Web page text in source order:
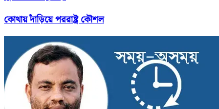
কোথায় দাঁড়িয়ে পররাষ্ট্র কৌশল